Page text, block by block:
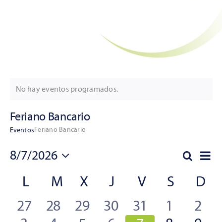
Aviso
No hay eventos programados.
Feriano Bancario
EventosFeriano Bancario
Buscar
Mes
8/7/2026
fecha.
Calendario
Eventos
L M X J V S
D
tiene
27
tiene
28
tiene
29
tiene
30
tiene
31
tiene
1
2